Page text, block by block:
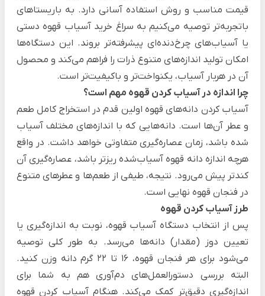
قیمت مناسب و روش استفاده آسانی دارد. به باریستاهای
باتجربه‌تر توصیه می‌کنیم به سراغ خرید آسیاب قهوه دستی
یا آسیاب‌های چرخ‌دنده‌ای پیشرفته‌تر بروند. این دستگاه‌ها
امکان تولید اندازه‌های متنوع‌ ذرات را فراهم می‌کند و محصول
آن در هربار آسیاب، یکنواخت‌تر و باکیفیت‌تر است.
چرا اندازه در آسیاب کردن قهوه مهم است؟
آسیاب کردن دانه‌های قهوه اولین قدم در استخراج کامل طعم
و عطر آن‌ها است. دانه‌هایی که با اندازه‌های مختلف آسیاب
شده باشد، زمان‌ عصاره‌گیری متفاوتی خواهد داشت. در واقع
هرچه اندازه دانه قهوه آسیاب‌شده ریزتر باشد، عصاره‌گیری آن
کندتر پیش می‌رود. نتیجه، طیفی از طعم‌ها و عطرهای متنوع
در فنجان قهوه نهایی است.
طرز آسیاب کردن قهوه
پس از انتخاب دستگاه آسیاب قهوه، نوبت به اندازه‌گیری یا
تعیین دوز (مقدار) دانه‌ها می‌رسد. به طور کلی توصیه
می‌شود برای هر فنجان قهوه، 16 تا 22 گرم دانه وزن کنید.
البته بررسی دستورالعمل‌های دم‌آوری هم به شما برای
اندازه‌گیری دقیق‌تر کمک می‌کند. هنگام آسیاب کردن قهوه